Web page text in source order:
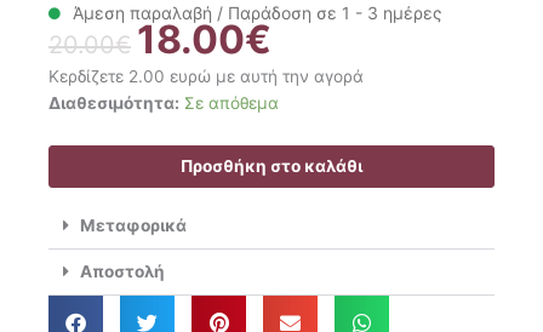
Άμεση παραλαβή / Παράδοση σε 1 - 3 ημέρες
20.00€ Original
price
was:
20.00€.
18.00€
τρέχουσα
τιμή
είναι:
18.00€.
Κερδίζετε 2.00 ευρώ με αυτή την αγορά
Διαθεσιμότητα: Σε απόθεμα
Nima
150x250
ποσότητα
Προσθήκη στο καλάθι
Μεταφορικά
Αποστολή